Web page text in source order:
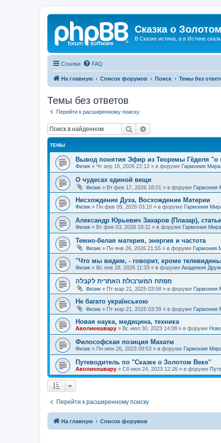
Сказка о
В Сказке истина, а в Истине
Ссылки FAQ
На главную Список форумов Поиск Темы без
Темы без ответов
Перейти к расширенному поиску
Поиск
ТЕМЫ
Вывод понятия Эфир из Теоремы Гёделя "о
Физик » Чт апр 16, 2026 22:12 » в форуме Гармония Мира
О чудесах единой вещи
Физик » Вт фев 17, 2026 18:01 » в форуме Гармония
Нисхождение Духа, Восхождение Материи
Физик » Пн фев 09, 2026 03:10 » в форуме Гармония
Александр Юрьевич Захаров (Плазар), статьи
Физик » Вт фев 03, 2026 18:11 » в форуме Гармония Мира
Темно-белая материя, энергия и частота
Физик » Пн янв 26, 2026 21:55 » в форуме Гармония
"Что мы видим, - говорит, кроме
Физик » Вс янв 18, 2026 11:33 » в форуме Академия
מפתח המערבולת האתרית לקבלה
Физик » Пт мар 21, 2025 03:58 » в форуме Гармония
Не багато українською
Физик » Пт мар 21, 2025 03:39 » в форуме Гармония
Новая наука, медицина, техника
Аволикешвару » Вс июл 30, 2023 14:08 » в форуме
Философская позиция Махатм
Физик » Пн июн 26, 2023 09:53 » в форуме Гармония
Путеводитель по "Сказке о Золотом Веке"
Аволикешвару » Сб июн 24, 2023 12:26 » в форуме
Перейти к расширенному поиску
На главную Список форумов